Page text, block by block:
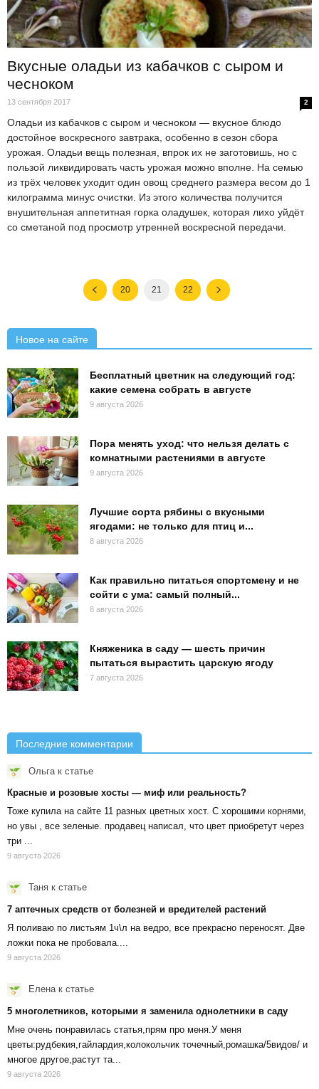
Вкусные оладьи из кабачков с сыром и
чесноком
13 сентября 2017 2
Оладьи из кабачков с сыром и чесноком — вкусное блюдо
достойное воскресного завтрака, особенно в сезон сбора
урожая. Оладьи вещь полезная, впрок их не заготовишь, но с
пользой ликвидировать часть урожая можно вполне. На семью
из трёх человек уходит один овощ среднего размера весом до 1
килограмма минус очистки. Из этого количества получится
внушительная аппетитная горка оладушек, которая лихо уйдёт
со сметаной под просмотр утренней воскресной передачи.
20 21 22
Новое на сайте
Бесплатный цветник на следующий год:
какие семена собрать в августе
9 августа 2026
Пора менять уход: что нельзя делать с
комнатными растениями в августе
9 августа 2026
Лучшие сорта рябины с вкусными
ягодами: не только для птиц и...
8 августа 2026
Как правильно питаться спортсмену и не
сойти с ума: самый полный...
8 августа 2026
Княженика в саду — шесть причин
пытаться вырастить царскую ягоду
7 августа 2026
Последние комментарии
Ольга к статье
Красные и розовые хосты — миф или реальность?
Тоже купила на сайте 11 разных цветных хост. С хорошими корнями,
но увы , все зеленые. продавец написал, что цвет приобретут через
три ...
9 августа 2026
Таня к статье
7 аптечных средств от болезней и вредителей растений
Я поливаю по листьям 1ч\л на ведро, все прекрасно переносят. Две
ложки пока не пробовала....
9 августа 2026
Еленак статье
5 многолетников, которыми я заменила однолетники в саду
Мне очень понравилась статья,прям про меня.У меня
цветы:рудбекия,гайлардия,колокольчик точечный,ромашка/5видов/ и
многое другое,растут та...
9 августа 2026